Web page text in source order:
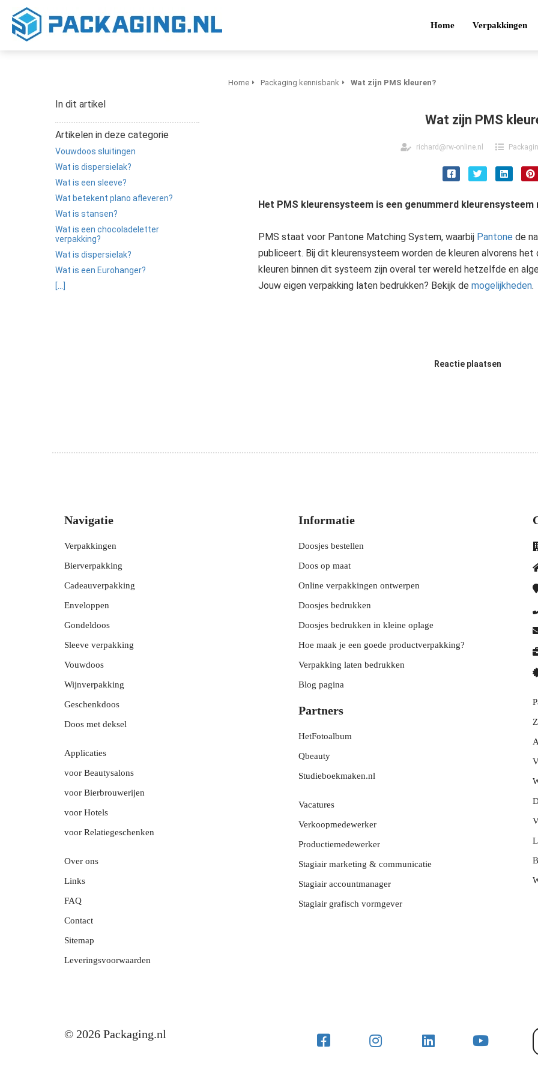
Home Verpakkingen
In dit artikel
Artikelen in deze categorie
Vouwdoos sluitingen
Wat is dispersielak?
Wat is een sleeve?
Wat betekent plano afleveren?
Wat is stansen?
Wat is een chocoladeletter
verpakking?
Wat is dispersielak?
Wat is een Eurohanger?
[...]
Home Packaging kennisbank Wat zijn PMS kleuren?
Wat zijn PMS
richard@rw-online.nl
Het PMS kleurensysteem is een genummerd kleurensysteem
PMS staat voor Pantone Matching System, waarbij Pantone de
publiceert. Bij dit kleurensysteem worden de kleuren alvorens
kleuren binnen dit systeem zijn overal ter wereld hetzelfde en
Jouw eigen verpakking laten bedrukken? Bekijk de mogelijkheden.
Reactie plaatsen
Navigatie
Verpakkingen
Bierverpakking
Cadeauverpakking
Enveloppen
Gondeldoos
Sleeve verpakking
Vouwdoos
Wijnverpakking
Geschenkdoos
Doos met deksel
Applicaties
voor Beautysalons
voor Bierbrouwerijen
voor Hotels
voor Relatiegeschenken
Over ons
Links
FAQ
Contact
Sitemap
Leveringsvoorwaarden
Informatie
Doosjes bestellen
Doos op maat
Online verpakkingen ontwerpen
Doosjes bedrukken
Doosjes bedrukken in kleine oplage
Hoe maak je een goede productverpakking?
Verpakking laten bedrukken
Blog pagina
Partners
HetFotoalbum
Qbeauty
Studieboekmaken.nl
Vacatures
Verkoopmedewerker
Productiemedewerker
Stagiair marketing & communicatie
Stagiair accountmanager
Stagiair grafisch vormgever
© 2026 Packaging.nl